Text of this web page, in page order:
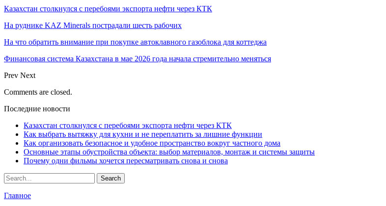
Казахстан столкнулся с перебоями экспорта нефти через КТК
На руднике KAZ Minerals пострадали шесть рабочих
На что обратить внимание при покупке автоклавного газоблока для коттеджа
Финансовая система Казахстана в мае 2026 года начала стремительно меняться
Prev Next
Comments are closed.
Последние новости
Казахстан столкнулся с перебоями экспорта нефти через КТК
Как выбрать вытяжку для кухни и не переплатить за лишние функции
Как организовать безопасное и удобное пространство вокруг частного дома
Основные этапы обустройства объекта: выбор материалов, монтаж и системы защиты
Почему одни фильмы хочется пересматривать снова и снова
Главное